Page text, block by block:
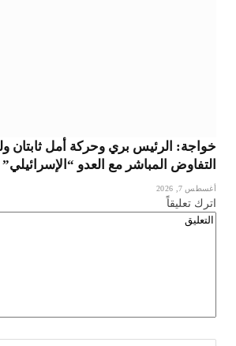
خواجة: الرئيس بري وحركة أمل ثابتان
التفاوض المباشر مع العدو “الإسرائيلي”
أغسطس 7, 2026
اترك تعليقاً